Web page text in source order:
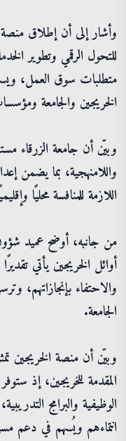
وأشار إلى أن إطلاق منصة
للتحول الرقمي وتطوير
متطلبات سوق العمل،
الخريجين والجامعة
وبيّن أن جامعة الزرقاء
واللامنهجية، بما يضمن
اللازمة للمنافسة محليًا
من جانبه، أوضح عميد
أوائل الخريجين يأتي
والاحتفاء بإنجازاتهم،
الجامعة.
وبيّن أن منصة الخريجين
المقدمة للخريجين، إذ
الوظيفية والبرامج
انتماءهم ويُسهم في دعم